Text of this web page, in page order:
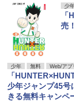
少
売
少年 無料 Web/アプ
「
少年ジャンプ45号
きる無料キャンペ